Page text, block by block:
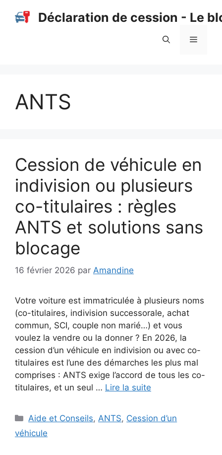
Déclaration de cession - Le
Menu
ANTS
Cession de véhicule en
indivision ou plusieurs
co-titulaires : règles
ANTS et solutions sans
blocage
16 février 2026 par Amandine
Votre voiture est immatriculée à plusieurs noms
(co-titulaires, indivision successorale, achat
commun, SCI, couple non marié…) et vous
voulez la vendre ou la donner ? En 2026, la
cession d’un véhicule en indivision ou avec co-
titulaires est l’une des démarches les plus mal
comprises : ANTS exige l’accord de tous les co-
titulaires, et un seul … Lire la suite
Catégories
Aide et Conseils, ANTS, Cession d’un
véhicule